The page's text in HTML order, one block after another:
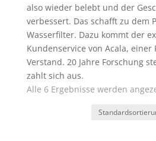
also wieder belebt und der
verbessert. Das schafft zu dem
Wasserfilter. Dazu kommt der
Kundenservice von Acala,
Verstand. 20 Jahre Forschung
zahlt sich aus.
Alle 6 Ergebnisse werden